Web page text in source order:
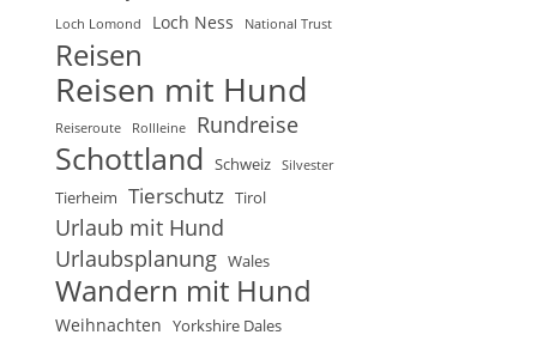
Loch Lomond Loch Ness National Trust
Reisen
Reisen mit Hund
Reiseroute Rollleine Rundreise
Schottland Schweiz Silvester
Tierheim Tierschutz Tirol
Urlaub mit Hund
Urlaubsplanung Wales
Wandern mit Hund
Weihnachten Yorkshire Dales